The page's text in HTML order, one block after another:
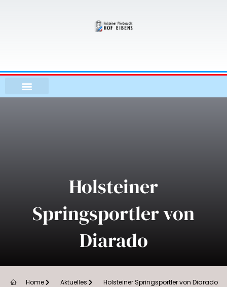
Holsteiner
Springsportler von
Diarado
Home Aktuelles Holsteiner Springsportler von Diarado